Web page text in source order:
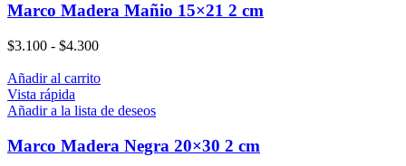
Marco Madera Mañio 15×21 2 cm
$3.100 - $4.300
Añadir al carrito
Vista rápida
Añadir a la lista de deseos
Marco Madera Negra 20×30 2 cm